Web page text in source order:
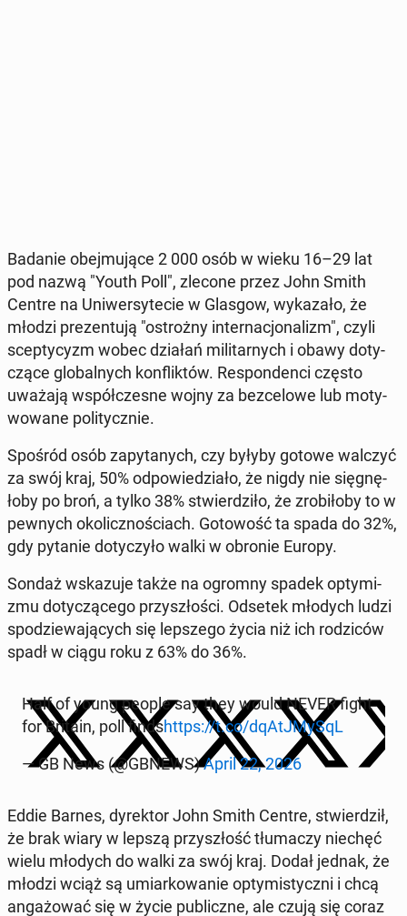
Badanie obej­mu­ją­ce 2 000 osób w wieku 16–29 lat
pod nazwą "Youth Poll", zlecone przez John Smith
Centre na Uni­wer­sy­te­cie w Glasgow, wy­ka­za­ło, że
młodzi pre­zen­tu­ją "ostroż­ny in­ter­na­cjo­na­lizm", czyli
scep­ty­cyzm wobec działań mi­li­tar­nych i obawy do­ty­
czą­ce glo­bal­nych kon­flik­tów. Re­spon­den­ci często
uważają współ­cze­sne wojny za bez­ce­lo­we lub mo­ty­
wo­wa­ne po­li­tycz­nie.
Spośród osób za­py­ta­nych, czy byłyby gotowe walczyć
za swój kraj, 50% od­po­wie­dzia­ło, że nigdy nie się­gnę­
ło­by po broń, a tylko 38% stwier­dzi­ło, że zro­bi­ło­by to w
pewnych oko­licz­no­ściach. Go­to­wość ta spada do 32%,
gdy pytanie do­ty­czy­ło walki w obronie Europy.
Sondaż wska­zu­je także na ogromny spadek opty­mi­
zmu do­ty­czą­ce­go przy­szło­ści. Odsetek młodych ludzi
spo­dzie­wa­ją­cych się lep­sze­go życia niż ich ro­dzi­ców
spadł w ciągu roku z 63% do 36%.
Half of young people say they would NEVER fight
for Britain, poll findshttps://t.co/dqA­tJ­My­SqL
— GB News (@GBNEWS)April 22, 2026
Eddie Barnes, dy­rek­tor John Smith Centre, stwier­dził,
że brak wiary w lepszą przy­szłość tłu­ma­czy niechęć
wielu młodych do walki za swój kraj. Dodał jednak, że
młodzi wciąż są umiar­ko­wa­nie opty­mi­stycz­ni i chcą
an­ga­żo­wać się w życie pu­blicz­ne, ale czują się coraz